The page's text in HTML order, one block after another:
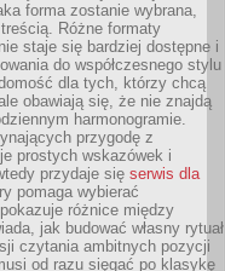
forma zostanie wybrana,
Różne formaty
staje się bardziej dostępne i
do współczesnego stylu
dla tych, którzy chcą
obawiają się, że nie znajdą
harmonogramie.
przygodę z
prostych wskazówek i
przydaje się serwis dla
pomaga wybierać
różnice między
jak budować własny rytuał
czytania ambitnych pozycji
od razu sięgać po klasykę